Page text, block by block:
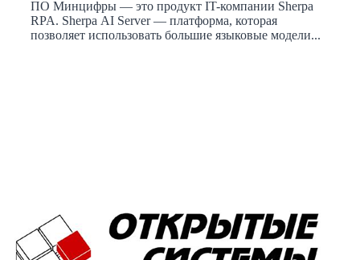
ПО Минцифры — это продукт IT-компании Sherpa
RPA. Sherpa AI Server — платформа, которая
позволяет использовать большие языковые модели...